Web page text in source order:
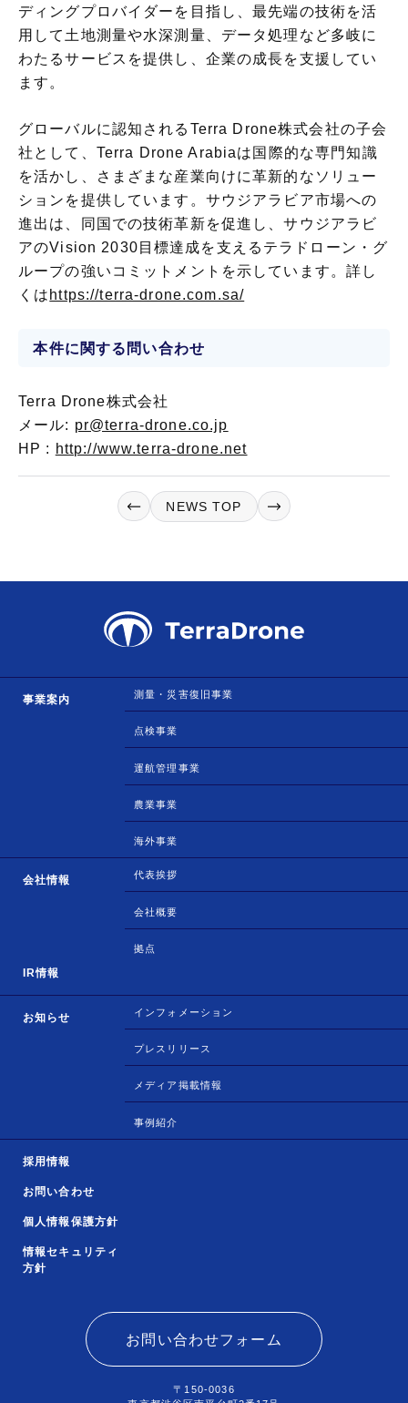
ディングプロバイダーを目指し、最先端の技術を活
用して土地測量や水深測量、データ処理など多岐に
わたるサービスを提供し、企業の成長を支援してい
ます。
グローバルに認知されるTerra Drone株式会社の子会
社として、Terra Drone Arabiaは国際的な専門知識
を活かし、さまざまな産業向けに革新的なソリュー
ションを提供しています。サウジアラビア市場への
進出は、同国での技術革新を促進し、サウジアラビ
アのVision 2030目標達成を支えるテラドローン・グ
ループの強いコミットメントを示しています。詳し
くはhttps://terra-drone.com.sa/
本件に関する問い合わせ
Terra Drone株式会社
メール: pr@terra-drone.co.jp
HP : http://www.terra-drone.net
NEWS TOP
事業案内 測量・災害復旧事業
点検事業
運航管理事業
農業事業
海外事業
会社情報 代表挨拶
会社概要
拠点
IR情報
お知らせ インフォメーション
プレスリリース
メディア掲載情報
事例紹介
採用情報
お問い合わせ
個人情報保護方針
情報セキュリティ
方針
お問い合わせフォーム
〒150-0036